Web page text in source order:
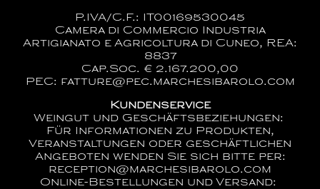
P.IVA/C.F.: IT00169530045
Camera di Commercio Industria
Artigianato e Agricoltura di Cuneo, REA:
8837
Cap.Soc. € 2.167.200,00
PEC: fatture@pec.marchesibarolo.com
Kundenservice
Weingut und Geschäftsbeziehungen:
Für Informationen zu Produkten,
Veranstaltungen oder geschäftlichen
Angeboten wenden Sie sich bitte per:
reception@marchesibarolo.com
Online-Bestellungen und Versand: